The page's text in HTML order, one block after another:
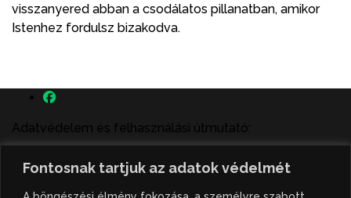
Fontosnak tartjuk az adatok védelmét
visszanyered abban a csodálatos pillanatban, amikor
Istenhez fordulsz bizakodva.
Adatvédelem és felhasználási útmutató:
A szenttamás.rs magyar nyelvű internetes hírportálon
megjelenő szerzői írások, a híranyag és minden egyéb